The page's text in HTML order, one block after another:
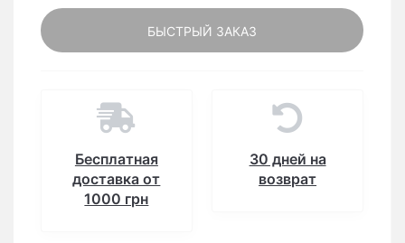
БЫСТРЫЙ ЗАКАЗ
Бесплатная
доставка от
1000 грн
30 дней на
возврат